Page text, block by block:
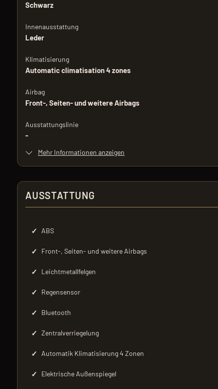
Schwarz
Innenausstattung
Leder
Klimatisierung
Automatic climatisation 4 zones
Airbag
Front-, Seiten- und weitere Airbags
Ausstattungslinie
-
Mehr Informationen anzeigen
AUSSTATTUNG
✓ ABS
✓ Front-, Seiten- und weitere Airbags
✓ Leichtmetallfelgen
✓ Regensensor
✓ Bluetooth
✓ Zentralverriegelung
✓ Automatik Klimatisierung 4 Zonen
✓ Elektrische Außenspiegel